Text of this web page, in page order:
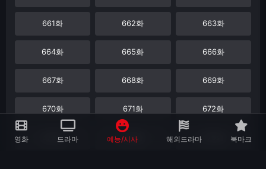
661화 662화 663화
664화 665화 666화
667화 668화 669화
670화 671화 672화
673화 674화
영화 드라마 예능/시사 해외드라마 북마크